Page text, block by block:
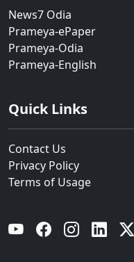
News7 Odia
Prameya-ePaper
Prameya-Odia
Prameya-English
Quick Links
Contact Us
Privacy Policy
Terms of Usage
YouTube Facebook Instagram Linkedin